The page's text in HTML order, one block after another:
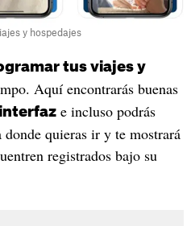
y hospedajes
tus viajes y
Aquí encontrarás buenas
e incluso podrás
quieras ir y te mostrará
registrados bajo su